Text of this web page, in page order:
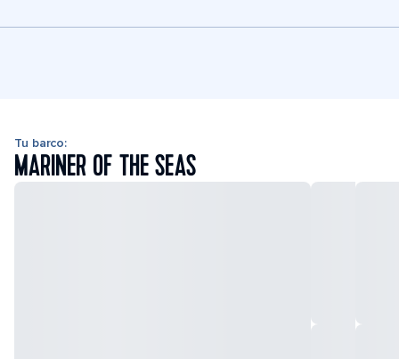
Tu barco:
MARINER OF THE SEAS